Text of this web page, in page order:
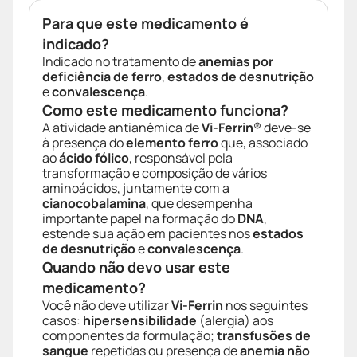
Para que este medicamento é
indicado?
Indicado no tratamento deanemias por
deficiência de ferro,estados de desnutrição
econvalescença.
Como este medicamento funciona?
A atividade antianêmica deVi-Ferrin® deve-se
à presença doelemento ferroque, associado
aoácido fólico, responsável pela
transformação e composição de vários
aminoácidos, juntamente com a
cianocobalamina, que desempenha
importante papel na formação doDNA,
estende sua ação em pacientes nosestados
de desnutriçãoeconvalescença.
Quando não devo usar este
medicamento?
Você não deve utilizarVi-Ferrin nos seguintes
casos: hipersensibilidade (alergia) aos
componentes da formulação;transfusões de
sangue repetidas ou presença deanemia não